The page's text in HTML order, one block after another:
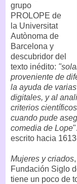
grupo
PROLOPE de
la Universitat
Autònoma de
Barcelona y
descubridor del
texto inédito:
proveniente de
la ayuda de
digitales, y al
criterios
cuando pude
comedia de Lope
escrito hacia
Mujeres y criados
Fundación Siglo
tiene un poco de